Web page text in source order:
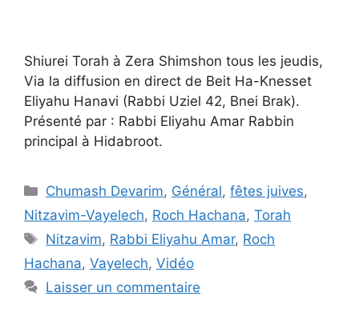
Shiurei Torah à Zera Shimshon tous les jeudis,
Via la diffusion en direct de Beit Ha-Knesset
Eliyahu Hanavi (Rabbi Uziel 42, Bnei Brak).
Présenté par : Rabbi Eliyahu Amar Rabbin
principal à Hidabroot.
Chumash Devarim, Général,fêtes juives,
Nitzavim-Vayelech, Roch Hachana, Torah
Nitzavim, Rabbi Eliyahu Amar, Roch
Hachana, Vayelech, Vidéo
Laisser un commentaire